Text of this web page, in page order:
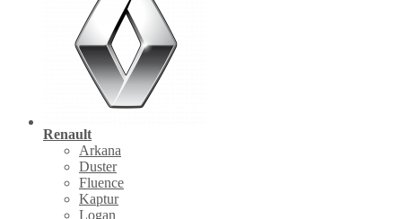
Renault
Arkana
Duster
Fluence
Kaptur
Logan